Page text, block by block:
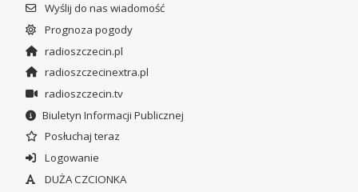
Wyślij do nas wiadomość
Prognoza pogody
radioszczecin.pl
radioszczecinextra.pl
radioszczecin.tv
Biuletyn Informacji Publicznej
Posłuchaj teraz
Logowanie
DUŻA CZCIONKA